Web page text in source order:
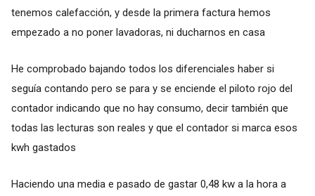
tenemos calefacción, y desde la primera factura hemos
empezado a no poner lavadoras, ni ducharnos en casa
He comprobado bajando todos los diferenciales haber si
seguía contando pero se para y se enciende el piloto rojo del
contador indicando que no hay consumo, decir también que
todas las lecturas son reales y que el contador si marca esos
kwh gastados
Haciendo una media e pasado de gastar 0,48 kw a la hora a